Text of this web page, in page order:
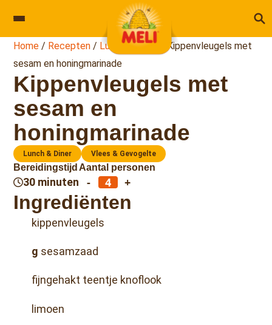
Home/ Recepten/ Lunch & Diner
Kippenvleugels met
sesam en honingmarinade
Kippenvleugels met
sesam en
honingmarinade
Lunch & Diner Vlees & Gevogelte
Bereidingstijd
30 minuten
Aantal personen
- +
Ingrediënten
kippenvleugels
g sesamzaad
fijngehakt teentje knoflook
limoen